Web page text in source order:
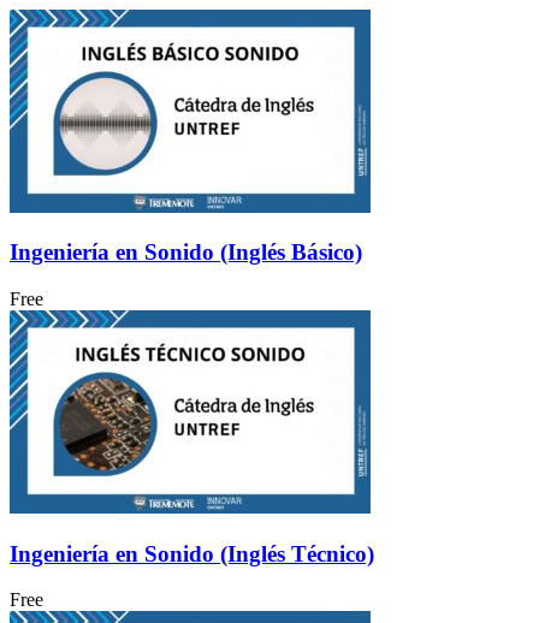
Ingeniería en Sonido (Inglés Básico)
Free
Ingeniería en Sonido (Inglés Técnico)
Free